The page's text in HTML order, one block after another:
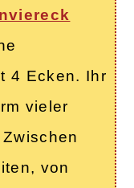
4 Ecken. Ihr
vieler
von